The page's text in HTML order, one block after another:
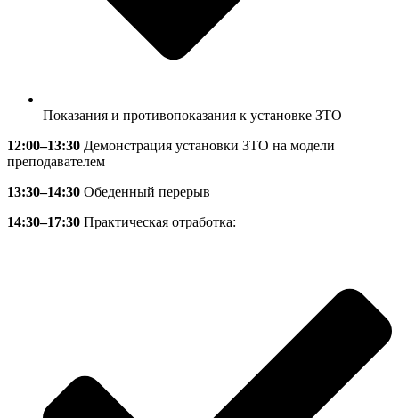
Показания и противопоказания к установке ЗТО
12:00–13:30 Демонстрация установки ЗТО на модели
преподавателем
13:30–14:30 Обеденный перерыв
14:30–17:30 Практическая отработка: